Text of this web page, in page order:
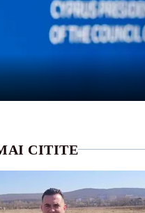
CITITE